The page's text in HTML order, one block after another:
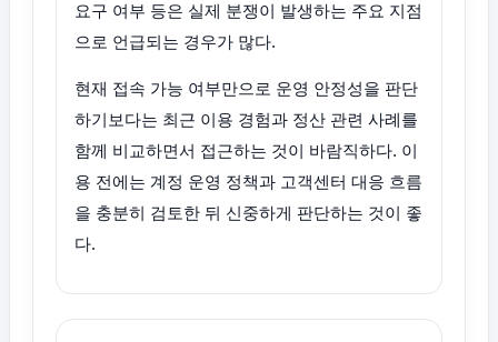
요구 여부 등은 실제 분쟁이 발생하는 주요 지점
으로 언급되는 경우가 많다.
현재 접속 가능 여부만으로 운영 안정성을 판단
하기보다는 최근 이용 경험과 정산 관련 사례를
함께 비교하면서 접근하는 것이 바람직하다. 이
용 전에는 계정 운영 정책과 고객센터 대응 흐름
을 충분히 검토한 뒤 신중하게 판단하는 것이 좋
다.